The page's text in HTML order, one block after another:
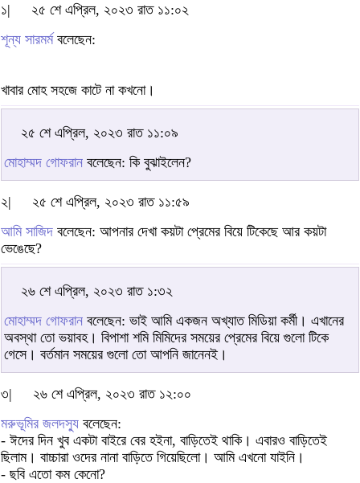
১|
২৫ শে এপ্রিল, ২০২৩ রাত ১১:০২
শূন্য সারমর্মবলেছেন:
খাবার মোহ সহজে কাটে না কখনো।
২৫ শে এপ্রিল, ২০২৩ রাত ১১:০৯
মোহাম্মদ গোফরান বলেছেন: কি বুঝাইলেন?
২|
২৫ শে এপ্রিল, ২০২৩ রাত ১১:৫৯
আমি সাজিদ বলেছেন: আপনার দেখা কয়টা প্রেমের বিয়ে টিকেছে আর কয়টা
ভেঙেছে?
২৬ শে এপ্রিল, ২০২৩ রাত ১:৩২
মোহাম্মদ গোফরান বলেছেন: ভাই আমি একজন অখ্যাত মিডিয়া কর্মী। এখানের
অবস্থা তো ভয়াবহ। বিপাশা শমি মিমিদের সময়ের প্রেমের বিয়ে গুলো টিকে
গেসে। বর্তমান সময়ের গুলো তো আপনি জানেনই।
৩|
২৬ শে এপ্রিল, ২০২৩ রাত ১২:০০
মরুভূমির জলদস্যু বলেছেন:
- ঈদের দিন খুব একটা বাইরে বের হইনা, বাড়িতেই থাকি। এবারও বাড়িতেই
ছিলাম। বাচ্চারা ওদের নানা বাড়িতে গিয়েছিলো। আমি এখনো যাইনি।
- ছবি এতো কম কেনো?